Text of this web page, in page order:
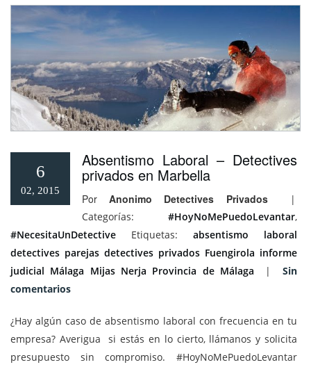
6
02, 2015
Absentismo Laboral – Detectives
privados en Marbella
PorAnonimo Detectives Privados |
Categorías: #HoyNoMePuedoLevantar,
#NecesitaUnDetective
Etiquetas: absentismo laboral
detectives parejas detectives privados Fuengirola informe
judicial Málaga Mijas Nerja Provincia de Málaga |
Sin
comentarios
¿Hay algún caso de absentismo laboral con frecuencia en tu
empresa? Averigua si estás en lo cierto, llámanos y solicita
presupuesto sin compromiso. #HoyNoMePuedoLevantar